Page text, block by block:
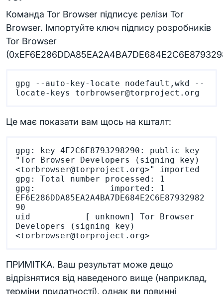
Команда Tor Browser підписує релізи Tor
Browser. Імпортуйте ключ підпису розробників
Tor Browser
gpg --auto-key-locate nodefault,wkd --
Це має показати вам щось на кшталт:
gpg: key 4E2C6E8793298290: public key
"Tor Browser Developers (signing key)
<torbrowser@torproject.org>" imported
gpg: Total number processed: 1
gpg:               imported: 1
EF6E286DDA85EA2A4BA7DE684E2C6E87932982
90
uid           [ unknown] Tor Browser
Developers (signing key)
ПРИМІТКА. Ваш результат може дещо
відрізнятися від наведеного вище (наприклад,
терміни придатності), однак ви повинні